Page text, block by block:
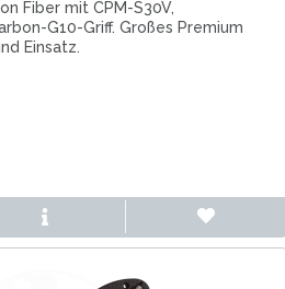
Fiber mit CPM-S30V,
G10-Griff. Großes Premium
Einsatz.